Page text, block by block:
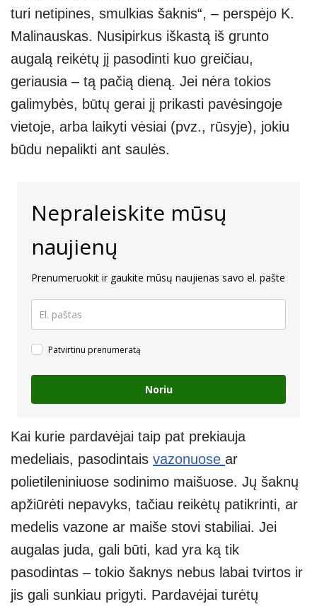
turi netipines, smulkias šaknis“, – perspėjo K.
Malinauskas. Nusipirkus iškastą iš grunto
augalą reikėtų jį pasodinti kuo greičiau,
geriausia – tą pačią dieną. Jei nėra tokios
galimybės, būtų gerai jį prikasti pavėsingoje
vietoje, arba laikyti vėsiai (pvz., rūsyje), jokiu
būdu nepalikti ant saulės.
Nepraleiskite mūsų
naujienų
Prenumeruokit ir gaukite mūsų naujienas savo el. pašte
Patvirtinu prenumeratą
Noriu
Kai kurie pardavėjai taip pat prekiauja
medeliais, pasodintais vazonuose ar
polietileniniuose sodinimo maišuose. Jų šaknų
apžiūrėti nepavyks, tačiau reikėtų patikrinti, ar
medelis vazone ar maiše stovi stabiliai. Jei
augalas juda, gali būti, kad yra ką tik
pasodintas – tokio šaknys nebus labai tvirtos ir
jis gali sunkiau prigyti. Pardavėjai turėtų